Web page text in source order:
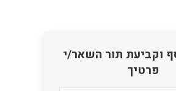
וקביעת תור השאר/י
פרטיך